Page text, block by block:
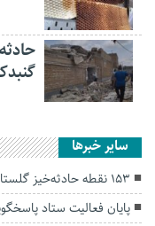
سایر خبرها
۱۵۳ نقطه حادثه‌خیز گلستان به ایمن‌سازی نیاز دارد
پایان فعالیت ستاد پاسخگویی بر